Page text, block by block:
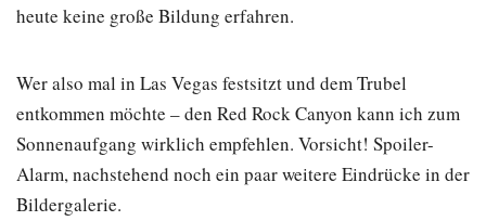
heute keine große Bildung erfahren.
Wer also mal in Las Vegas festsitzt und dem Trubel
entkommen möchte – den Red Rock Canyon kann ich zum
Sonnenaufgang wirklich empfehlen. Vorsicht! Spoiler-
Alarm, nachstehend noch ein paar weitere Eindrücke in der
Bildergalerie.